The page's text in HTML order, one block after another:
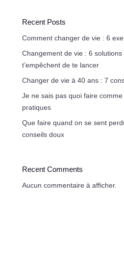
Recent Posts
Comment changer de vie : 6
Changement de vie : 6
t’empêchent de te lancer
Changer de vie à 40 ans : 7
Je ne sais pas quoi faire
pratiques
Que faire quand on se sent
conseils doux
Recent Comments
Aucun commentaire à afficher.